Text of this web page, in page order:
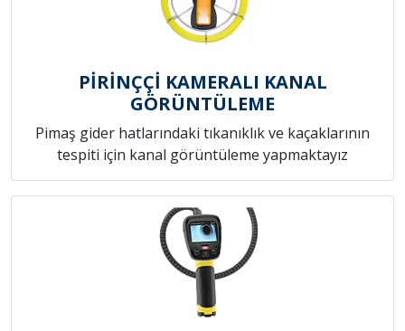
PİRİNÇÇİ KAMERALI KANAL
GÖRÜNTÜLEME
Pimaş gider hatlarındaki tıkanıklık ve kaçaklarının
tespiti için kanal görüntüleme yapmaktayız